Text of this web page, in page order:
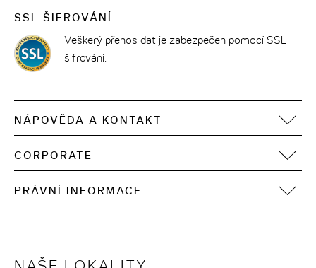
SSL ŠIFROVÁNÍ
Veškerý přenos dat je zabezpečen pomocí SSL
šifrování.
NÁPOVĚDA A KONTAKT
Sitemap
Digitální přístupnost
CORPORATE
PRÁVNÍ INFORMACE
Podmínky používání